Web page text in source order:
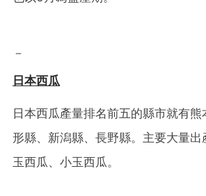
－
日本西瓜
日本西瓜產量排名前五的縣市就有
形縣、新潟縣、長野縣。主要大量
玉西瓜、小玉西瓜。